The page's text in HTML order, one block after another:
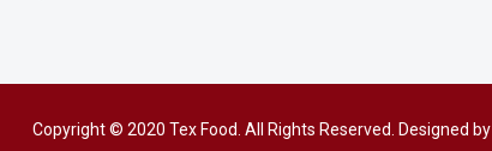
Copyright © 2020 Tex Food. All Rights Reserved. Designed by